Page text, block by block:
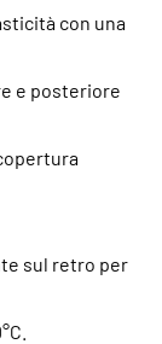
con una
e posteriore
sul retro per